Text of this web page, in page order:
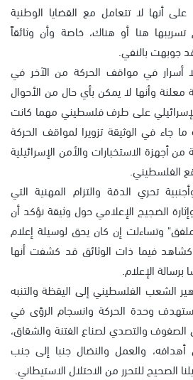
أنها لا تتعامل مع القضايا الوطنية
هنا أو هناك، خاصة وأن وثائقاً
جوبهت بالنفي.
أسرار في مواقف الحركة من الآخر في
وأنها لا يمكن بأي حال من الأحوال
على طرف فلسطيني مهما كانت
جاء في الوثيقة تزويرا لمواقف الحركة
أجهزة الاستخبارات والأمن الإسرائيلية
الفلسطيني.
تحري الدقة والتزام المهنية التي
الضجيج الإعلامي حول وثيقة نؤكد أن
وتساءلت إن كان يحق لوسيلة إعلام
فيما ذات الوثائق قد كشفت أنها
الإعلام.
الشعب الفلسطيني إلى اليقظة والتنبه
وحدة الحركة وانسجام الرؤى في
الصفوف والتصدي لصناع الفتنة والشقاق،
والعمل والنضال جنبا إلى جنب
الصحيح للتحرر من الاحتلال الاستيطاني.